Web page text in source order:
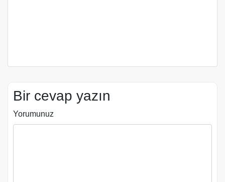
Bir cevap yazın
Yorumunuz